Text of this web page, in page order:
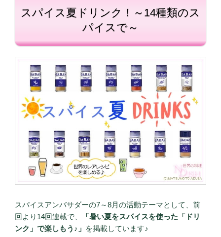
スパイス夏ドリンク！～14種類のス
パイスで～
スパイスアンバサダーの7～8月の活動テーマとして、前
回より14回連載で、
「暑い夏をスパイスを使った「ドリ
ンク」で楽しもう♪」 を掲載しています♪